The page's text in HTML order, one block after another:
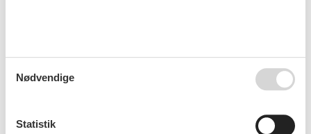
Pertunmaa
Emne nr.:319-FI4670.619.1
10 personer
Nødvendige
Statistik